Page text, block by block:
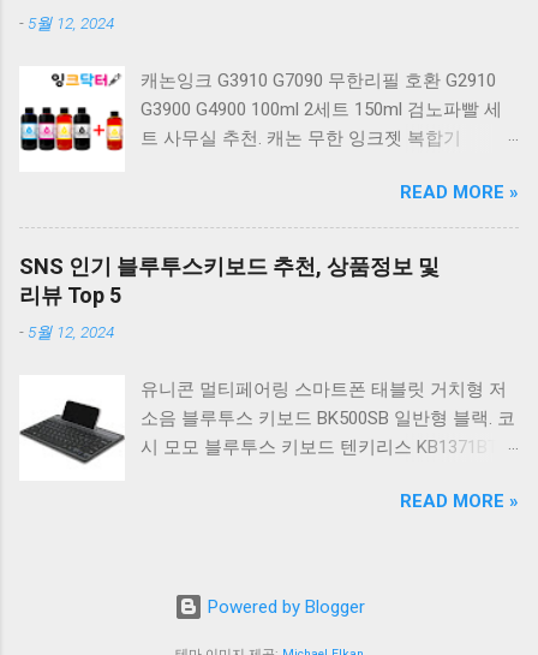
베이지 K517 Retro. COX CK01 교체축 사이드
RGB 게이밍 기계식 키보드 네이비 CK01NV적축
일반형. 체리키보드 XTRFY MX BOARD 3.1 RGB
COX 기계식 게이밍 키보드 갈축 그레이 화이트
CK01 TKL 텐키리스 기계식키보드 구매를 고려
하실 때, 추가 할인 혜택을 놓치지 마세요. 다양
정이 많이 어려우시죠? 특히 기계식키보드 같은
상품을 고를 때는 더 고민이 많을 수 밖에 없습
니다. 다양한 상품들을 상세스펙 과 가격 을 꼼
- 5월 12, 2024
캐논잉크 G3910 G7090 무한리필 호환 G2910
G3900 G4900 100ml 2세트 150ml 검노파빨 세
트 사무실 추천. 캐논 무한 잉크젯 복합기
논 PIXMA G2910 잉크포함 정품 무한복합기 컬
러 잉크젯복합기 가정용프린터 상세정보참조.
캐논 G시리즈 프린터 정품 헤드 카트리지
G1900 G2900 G3900 G4900 G2910 G3910
G4902 G4910 G4911 리필 잉크 1개 GI990
500ml 4색세트. 캐논 빌트인 정품무한 복합기
G2910 정품잉크 포함충전잉크4색 추가증정. 캐
잉크 4색세트 G3910 G3900 G2900 G4900
합기 G6091 캐논2910프린터 구매를 고려하실
READ MORE »
SNS 인기 블루투스키보드 추천, 상품정보 및
리뷰 Top 5
- 5월 12, 2024
유니콘 멀티페어링 스마트폰 태블릿 거치형 저
소음 블루투스 키보드 BK500SB 일반형 블랙. 코
시 모모 블루투스 키보드 텐키리스 KB1371BT
K380S. 로지텍 무선키보드 텐키리스 스모키 블
이식 블루투스 키보드 OABTKBDA 퓨어 화이트.
코시 베이직 블루투스 키보드 KB1352BT 실버
텐키리스. 로지텍 무선키보드 텐키리스 더스티
READ MORE »
Powered by Blogger